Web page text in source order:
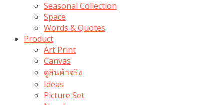
Seasonal Collection
Space
Words & Quotes
Product
Art Print
Canvas
ดูสินค้าจริง
Ideas
Picture Set